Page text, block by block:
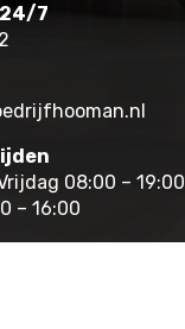
7
08:00 – 19:00
– 16:00